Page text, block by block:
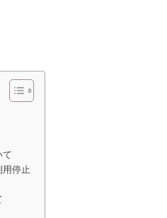
て
用停止